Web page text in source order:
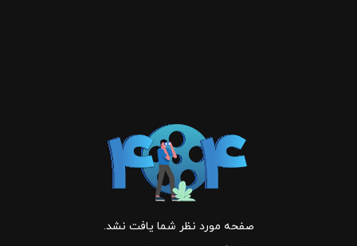
صفحه مورد نظر شما یافت نشد.